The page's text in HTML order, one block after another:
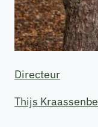
Directeur
Thijs